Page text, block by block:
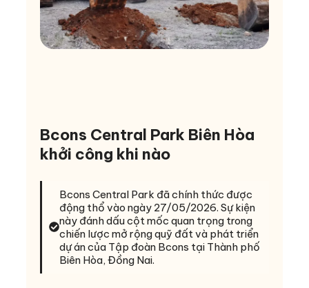
Bcons Central Park Biên Hòa
khởi công khi nào
Bcons Central Park đã chính thức được
động thổ vào ngày 27/05/2026. Sự kiện
này đánh dấu cột mốc quan trọng trong
chiến lược mở rộng quỹ đất và phát triển
dự án của Tập đoàn Bcons tại Thành phố
Biên Hòa, Đồng Nai.